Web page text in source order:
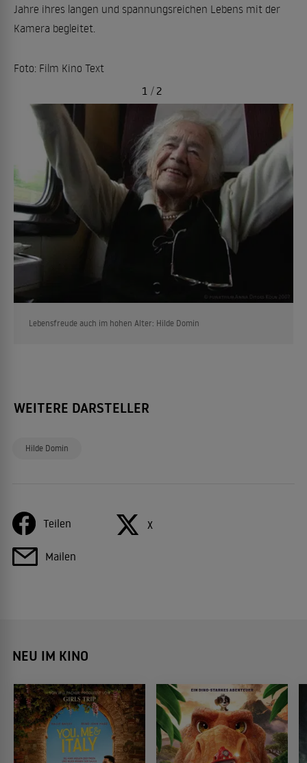
Jahre ihres langen und spannungsreichen Lebens mit der
Kamera begleitet.
Foto: Film Kino Text
Lebensfreude auch im hohen Alter: Hilde Domin
1 / 2
WEITERE DARSTELLER
Hilde Domin
Teilen X
Mailen
NEU IM KINO